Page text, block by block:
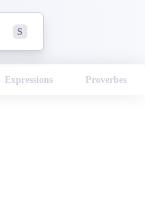
S
Expressions Proverbes